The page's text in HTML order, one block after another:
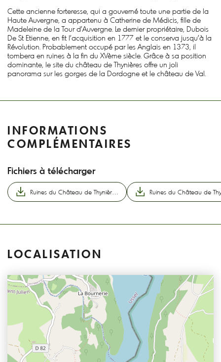
Cette ancienne forteresse, qui a gouverné toute une partie de la
Haute Auvergne, a appartenu à Catherine de Médicis, fille de
Madeleine de la Tour d'Auvergne. Le dernier propriétaire, Dubois
De St Etienne, en fit l’acquisition en 1777 et le conserva jusqu'à la
Révolution. Probablement occupé par les Anglais en 1373, il
tombera en ruines à la fin du XVème siècle. Grâce à sa position
dominante, le site du château de Thynières offre un joli
panorama sur les gorges de la Dordogne et le château de Val.
INFORMATIONS
COMPLÉMENTAIRES
Fichiers à télécharger
LOCALISATION